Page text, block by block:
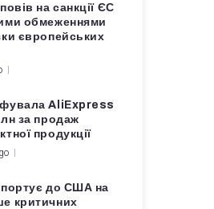
на санкції ЄС
обмеженнями
європейських
AliExpress
за продаж
продукції
до США на
критичних